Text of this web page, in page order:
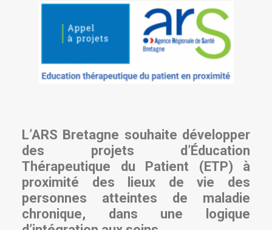
L’ARS Bretagne souhaite développer
des projets d’Éducation
Thérapeutique du Patient (ETP) à
proximité des lieux de vie des
personnes atteintes de maladie
chronique, dans une logique